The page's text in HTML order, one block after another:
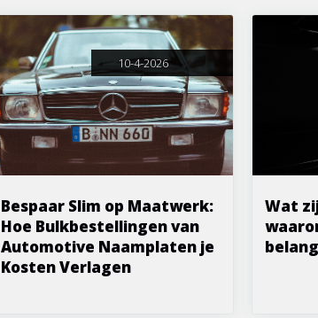
10-4-2026
Bespaar Slim op Maatwerk:
Hoe Bulkbestellingen van
Automotive Naamplaten je
Kosten Verlagen
Wat